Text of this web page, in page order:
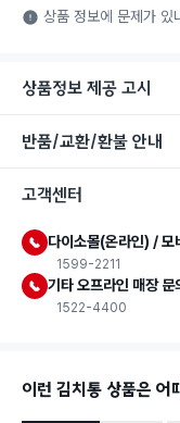
식품용 기구:
는 식품첨가
상품 정보에 문제가 있
상품정보 제공 고시
반품/교환/환불 안내
고객센터
다이소몰(온라인) / 모
1599-2211
기타 오프라인 매장 문
1522-4400
이런 김치통 상품은 어